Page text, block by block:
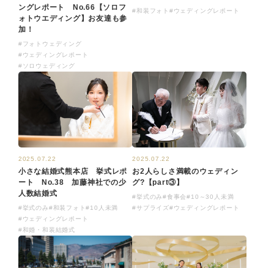
ングレポート No.66【ソロフ
ォトウエディング】お友達も参
加！
#フォトウェディング
#ウェディングレポート
#ソロウェディング
#和装フォト #ウェディングレポート
2025.07.22
小さな結婚式熊本店 挙式レポ
ート No.38 加藤神社での少
人数結婚式
#挙式のみ#和装フォト#10人未満
#ウェディングレポート
#和婚・和装結婚式
2025.07.22
お2人らしさ満載のウェディン
グ?【part③】
#挙式のみ#食事会#10～30人未満
#サプライズ#ウェディングレポート